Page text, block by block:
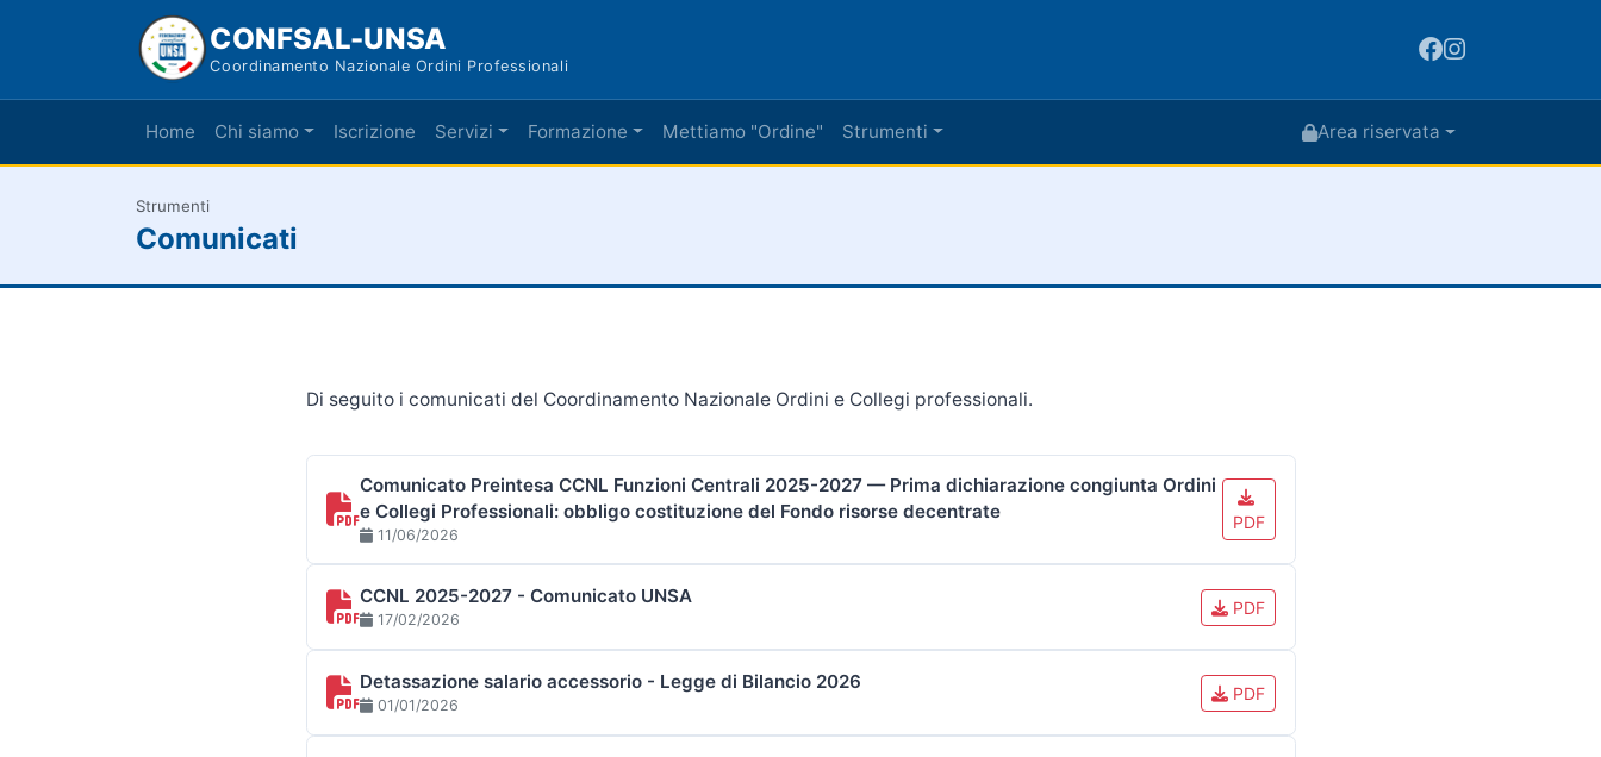
CONFSAL-UNSA
Coordinamento Nazionale Ordini Professionali
Home Chi siamo Iscrizione Servizi Formazione Mettiamo "Ordine" Strumenti Area riservata
Strumenti
Comunicati
Di seguito i comunicati del Coordinamento Nazionale Ordini e Collegi professionali.
Comunicato Preintesa CCNL Funzioni Centrali 2025-2027 — Prima dichiarazione congiunta Ordini
e Collegi Professionali: obbligo costituzione del Fondo risorse decentrate
11/06/2026
PDF
CCNL 2025-2027 - Comunicato UNSA
17/02/2026
PDF
Detassazione salario accessorio - Legge di Bilancio 2026
01/01/2026
PDF